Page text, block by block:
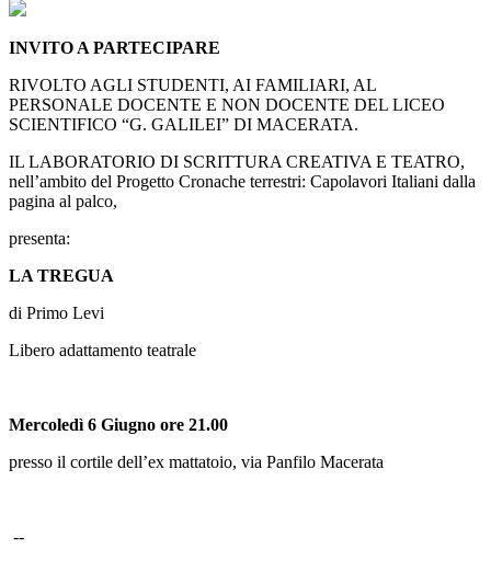
INVITO A PARTECIPARE
RIVOLTO AGLI STUDENTI, AI FAMILIARI, AL
PERSONALE DOCENTE E NON DOCENTE DEL LICEO
SCIENTIFICO “G. GALILEI” DI MACERATA.
IL LABORATORIO DI SCRITTURA CREATIVA E TEATRO,
nell’ambito del Progetto Cronache terrestri: Capolavori Italiani dalla
pagina al palco,
presenta:
LA TREGUA
di Primo Levi
Libero adattamento teatrale
Mercoledì 6 Giugno ore 21.00
presso il cortile dell’ex mattatoio, via Panfilo Macerata
--